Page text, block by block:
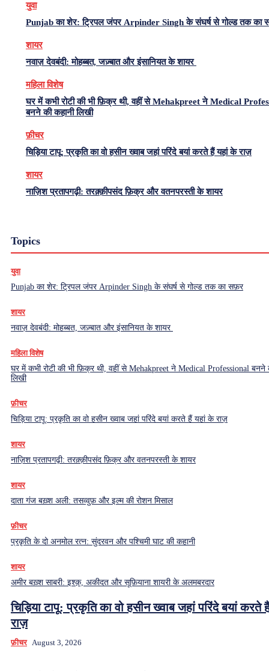
युवा
Punjab का शेर: ट्रिपल जंपर Arpinder Singh के संघर्ष से गोल्ड तक का
शायर
नवाज़ देवबंदी: मोहब्बत, जज़्बात और इंसानियत के शायर
महिला विशेष
घर में कभी रोटी की भी फ़िक्र थी, वहीं से Mehakpreet ने Medical
बनने की कहानी लिखी
फ़ीचर
चिड़िया टापू: प्रकृति का वो हसीन ख्वाब जहां परिंदे बयां करते हैं यहां के राज़
शायर
नाज़िश प्रतापगढ़ी: तरक़्क़ीपसंद फ़िक्र और वतनपरस्ती के शायर
Topics
युवा
Punjab का शेर: ट्रिपल जंपर Arpinder Singh के संघर्ष से गोल्ड तक का सफ़र
शायर
नवाज़ देवबंदी: मोहब्बत, जज़्बात और इंसानियत के शायर
महिला विशेष
घर में कभी रोटी की भी फ़िक्र थी, वहीं से Mehakpreet ने Medical Professional बनने
लिखी
फ़ीचर
चिड़िया टापू: प्रकृति का वो हसीन ख्वाब जहां परिंदे बयां करते हैं यहां के राज़
शायर
नाज़िश प्रतापगढ़ी: तरक़्क़ीपसंद फ़िक्र और वतनपरस्ती के शायर
शायर
दाता गंज बख़्श अली: तसव्वुफ़ और इल्म की रोशन मिसाल
फ़ीचर
प्रकृति के दो अनमोल रत्न: सुंदरवन और पश्चिमी घाट की कहानी
शायर
अमीर बख़्श साबरी: इश्क़, अकीदत और सूफ़ियाना शायरी के अलमबरदार
चिड़िया टापू: प्रकृति का वो हसीन ख्वाब जहां परिंदे बयां करते
राज़
फ़ीचर August 3, 2026